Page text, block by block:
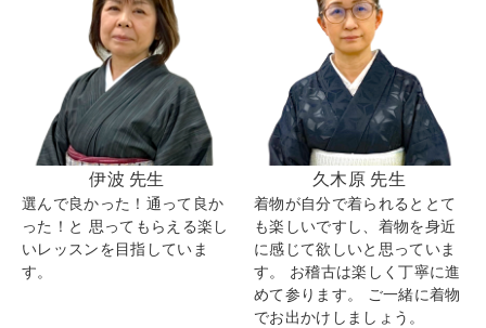
伊波 先生
選んで良かった！通って良か
った！と 思ってもらえる楽し
いレッスンを目指していま
す。
久木原 先生
着物が自分で着られるととて
も楽しいですし、着物を身近
に感じて欲しいと思っていま
す。 お稽古は楽しく丁寧に進
めて参ります。 ご一緒に着物
でお出かけしましょう。